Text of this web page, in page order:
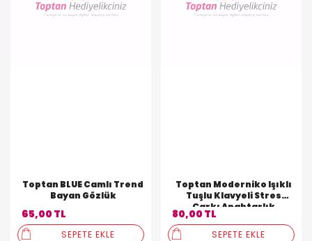
Toptan BLUE Camlı Trend
Bayan Gözlük
65,00 TL
SEPETE EKLE
Toptan Moderniko Işıklı
Tuşlu Klavyeli Stres
Çarkı Anahtarlık
80,00 TL
SEPETE EKLE